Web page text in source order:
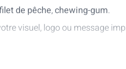
de pêche,chewing-gum.
visuel, logo ou message